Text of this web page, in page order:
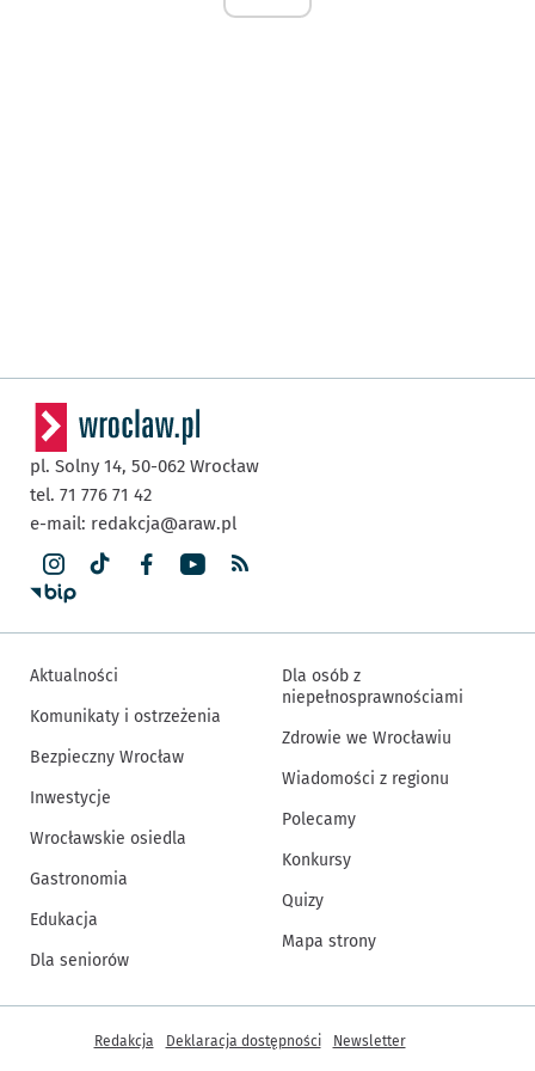
pl. Solny 14, 50-062 Wrocław
tel. 71 776 71 42
e-mail: redakcja@araw.pl
Aktualności
Komunikaty i ostrzeżenia
Bezpieczny Wrocław
Inwestycje
Wrocławskie osiedla
Gastronomia
Edukacja
Dla seniorów
Dla osób z
niepełnosprawnościami
Zdrowie we Wrocławiu
Wiadomości z regionu
Polecamy
Konkursy
Quizy
Mapa strony
Inne informacje
Redakcja Deklaracja dostępności Newsletter